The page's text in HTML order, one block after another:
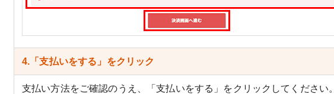
4.「支払いをする」をクリック
支払い方法をご確認のうえ、「支払いをする」をクリックしてください。